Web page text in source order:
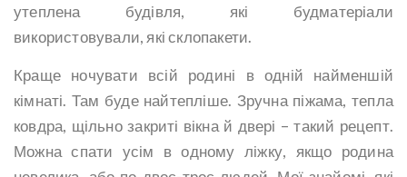
утеплена будівля, які будматеріали
використовували, які склопакети.
Краще ночувати всій родині в одній найменшій
кімнаті. Там буде найтепліше. Зручна піжама, тепла
ковдра, щільно закриті вікна й двері – такий рецепт.
Можна спати усім в одному ліжку, якщо родина